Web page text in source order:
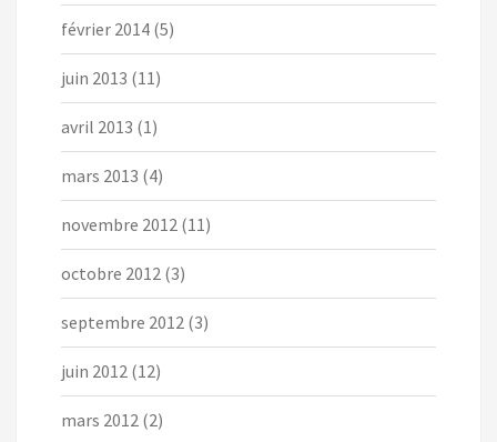
février 2014 (5)
juin 2013 (11)
avril 2013 (1)
mars 2013 (4)
novembre 2012 (11)
octobre 2012 (3)
septembre 2012 (3)
juin 2012 (12)
mars 2012 (2)